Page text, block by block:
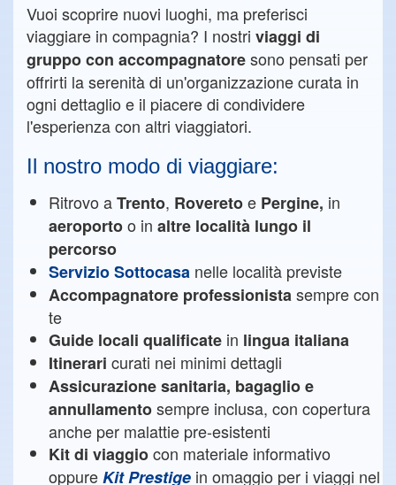
Vuoi scoprire nuovi luoghi, ma preferisci
viaggiare in compagnia? I nostri viaggi di
gruppo con accompagnatoresono pensati per
offrirti la serenità di un'organizzazione curata in
ogni dettaglio e il piacere di condividere
l'esperienza con altri viaggiatori.
Il nostro modo di viaggiare:
Ritrovo aTrento, Roveretoe Pergine, in
aeroportoo in altre località lungo il
percorso
Servizio Sottocasa nelle località previste
Accompagnatore professionistasempre con
te
Guide locali qualificate in lingua italiana
Itinerari curati nei minimi dettagli
Assicurazione sanitaria, bagaglio e
annullamentosempre inclusa, con copertura
anche per malattie pre-esistenti
Kit di viaggiocon materiale informativo
oppureKit Prestige in omaggio per i viaggi nel